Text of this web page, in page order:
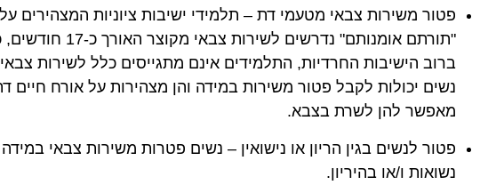
פטור משירות צבאי מטעמי דת – תלמידי ישיבות ציוניות המצהירים
"תורתם אומנותם" נדרשים לשירות צבאי
ברוב הישיבות החרדיות, התלמידים אינם מתגייסים כלל לשירות
נשים יכולות לקבל פטור משירות במידה והן מצהירות על אורח חיים
מאפשר להן לשרת בצבא.
פטור לנשים בגין הריון או נישואין – נשים פטרות משירות צבאי במידה
נשואות ו/או בהיריון.